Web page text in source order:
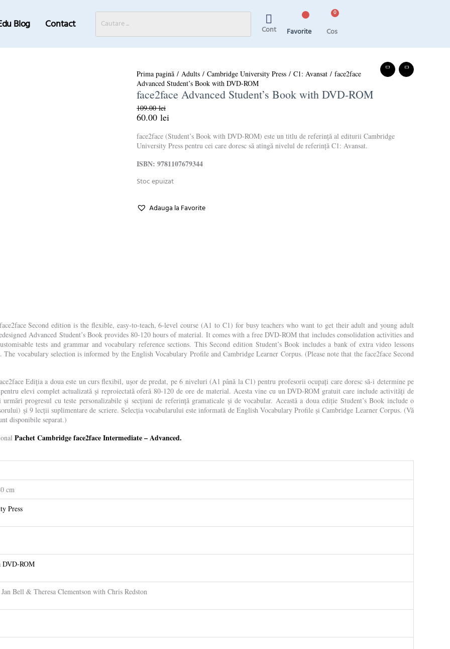
Blog Contact Cont Favorite
Prima pagină / Adults / Cambridge University Press / C1: Avansat / face2face
Advanced Student’s Book with DVD-ROM
face2face Advanced Student’s Book with DVD-ROM
109.00lei
inițial
a
fost:
109.00 lei.
60.00 lei
curent
este:
60.00 lei.
face2face (Student’s Book with DVD-ROM) este un titlu de referință al editurii Cambridge
University Press pentru cei care doresc să atingă nivelul de referință C1: Avansat.
ISBN: 9781107679344
Stoc epuizat
Adauga la Favorite
face2face Second edition is the flexible, easy-to-teach, 6-level course (A1 to C1) for busy teachers who want to get their adult and young adult
Advanced Student’s Book provides 80-120 hours of material. It comes with a free DVD-ROM that includes consolidation activities and
tests and grammar and vocabulary reference sections. This Second edition Student’s Book includes a bank of extra video lessons
vocabulary selection is informed by the English Vocabulary Profile and Cambridge Learner Corpus. (Please note that the face2face Second
Ediția a doua este un curs flexibil, ușor de predat, pe 6 niveluri (A1 până la C1) pentru profesorii ocupați care doresc să-i determine pe
elevi complet actualizată și reproiectată oferă 80-120 de ore de material. Acesta vine cu un DVD-ROM gratuit care include activități de
progresul cu teste personalizabile și secțiuni de referință gramaticale și de vocabular. Această a doua ediție Student’s Book include o
și 9 lecții suplimentare de scriere. Selecția vocabularului este informată de English Vocabulary Profile și Cambridge Learner Corpus. (Vă
disponibile separat.)
Pachet Cambridge face2face Intermediate – Advanced.
cm
Press
DVD-ROM
Bell & Theresa Clementson with Chris Redston